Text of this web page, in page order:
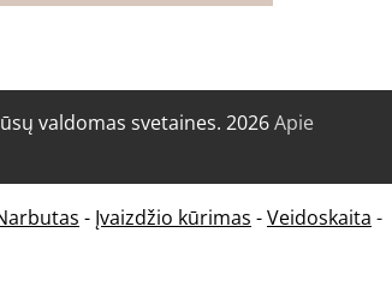
valdomas svetaines. 2026Apie
- Įvaizdžio kūrimas -Veidoskaita -